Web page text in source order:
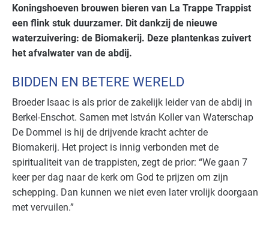
Koningshoeven brouwen bieren van La Trappe Trappist
een flink stuk duurzamer. Dit dankzij de nieuwe
waterzuivering: de Biomakerij. Deze plantenkas zuivert
het afvalwater van de abdij.
BIDDEN EN BETERE WERELD
Broeder Isaac is als prior de zakelijk leider van de abdij in
Berkel-Enschot. Samen met István Koller van Waterschap
De Dommel is hij de drijvende kracht achter de
Biomakerij. Het project is innig verbonden met de
spiritualiteit van de trappisten, zegt de prior: “We gaan 7
keer per dag naar de kerk om God te prijzen om zijn
schepping. Dan kunnen we niet even later vrolijk doorgaan
met vervuilen.”